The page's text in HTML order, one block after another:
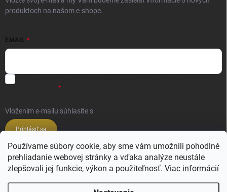
Používame súbory cookie, aby sme vám umožnili pohodlné
prehliadanie webovej stránky a vďaka analýze neustále
zlepšovali jej funkcie, výkon a použiteľnosť. Viac informácií
produktoch na našom e-shope.
EMAIL
Vložením e-mailu súhlasíte s
Prihlásiť sa
Veľkoobchod ESSENZE LAVANDERIE
Veľkoobchod SALIMBENI PROFUMI ROMA